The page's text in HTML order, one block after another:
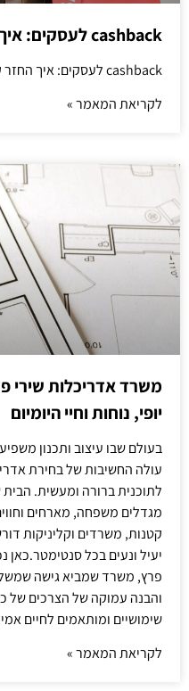
cashback לעסקים: איך החזר קטן יוצר יתרון גדול
cashback לעסקים: איך החזר קטן יוצר יתרון גדול
לקריאת המאמר »
משרד אדריכלות שירי
יופי, נוחות וחיי היומיום
בעולם שבו עיצוב ותכנון
עולה החשיבות של בחירת
לתוכנית ברורה ומעשית. הבית
מגדלים משפחה, מארחים
קטנות, משרדים וקליניקות
יעיל ונעים בכל
פרץ, משרד שמביא גישה
והבנה עמוקה של הצרכים של
שימושיים ומותאמים לחיים
לקריאת המאמר »